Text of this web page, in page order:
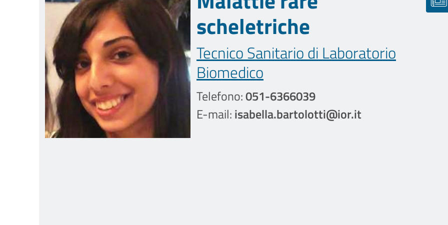
scheletriche
Tecnico Sanitario di Laboratorio
Biomedico
Telefono:051-6366039
E-mail:isabella.bartolotti@ior.it